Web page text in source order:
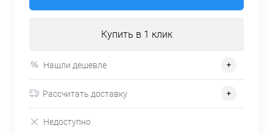
Купить в 1 клик
Нашли дешевле
Рассчитать доставку
Недоступно